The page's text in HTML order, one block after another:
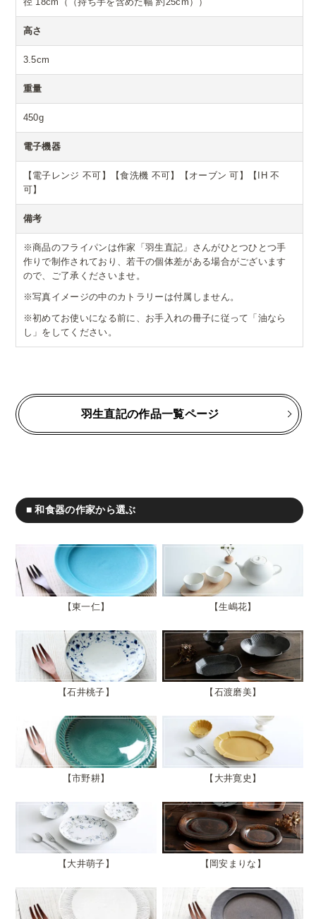
高さ
3.5cm
重量
450g
電子機器
【電子レンジ 不可】【食洗機 不可】【オーブン 可】【IH 不
可】
備考
※商品のフライパンは作家「羽生直記」さんがひとつひとつ手
作りで制作されており、若干の個体差がある場合がございます
ので、ご了承くださいませ。
※写真イメージの中のカトラリーは付属しません。
※初めてお使いになる前に、お手入れの冊子に従って「油なら
し」をしてください。
羽生直記の作品一覧ページ
■ 和食器の作家から選ぶ
東一仁 生嶋花
石井桃子 石渡磨美
市野耕 大井寛史
大井萌子 岡安まりな